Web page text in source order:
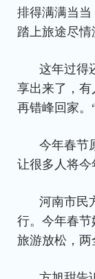
排得满满当
踏上旅途尽情
这年过得
享出来了，
再错峰回家。
今年春节
让很多人将
河南市民
行。今年春节
旅游放松，两